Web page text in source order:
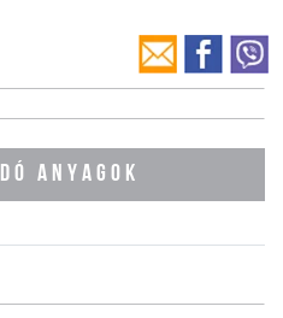
ANYAGOK